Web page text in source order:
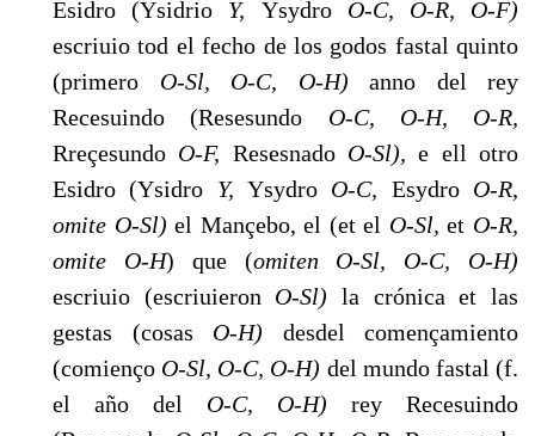
Esidro (Ysidrio Y, Ysydro O-C, O-R, O-F)
escriuio tod el fecho de los godos fastal quinto
(primero O-Sl, O-C, O-H) anno del rey
Recesuindo (Resesundo O-C, O-H, O-R,
Rreçesundo O-F, Resesnado O-Sl),e ell otro
Esidro (Ysidro Y,Ysydro O-C, Esydro O-R,
omite O-Sl)el Mançebo, el (et el O-Sl,et O-R,
omite O-H) que (omiten O-Sl, O-C, O-H)
escriuio (escriuieron O-Sl)la crónica et las
gestas (cosas O-H) desdel començamiento
(comienço O-Sl, O-C, O-H) del mundo fastal (f.
el año del O-C, O-H) rey Recesuindo